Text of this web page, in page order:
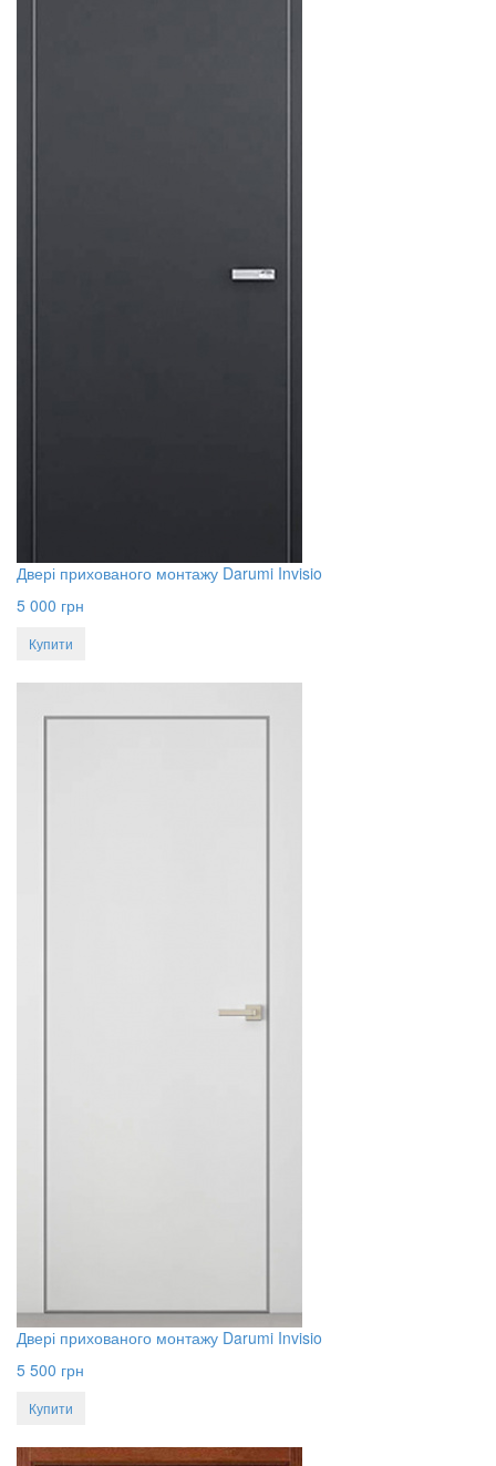
Двері прихованого монтажу Darumi Invisio
5 000 грн
Купити
Двері прихованого монтажу Darumi Invisio
5 500 грн
Купити